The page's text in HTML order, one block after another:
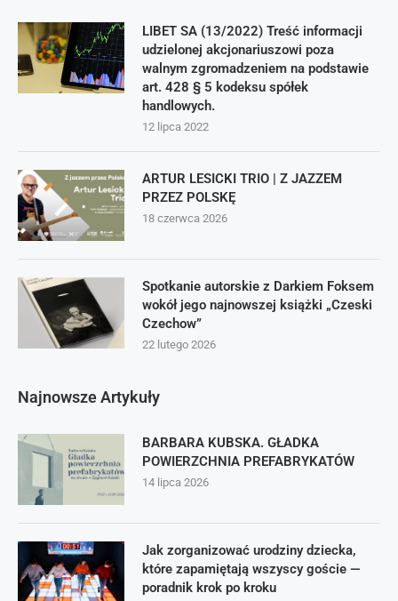
LIBET SA (13/2022) Treść informacji
udzielonej akcjonariuszowi poza
walnym zgromadzeniem na podstawie
art. 428 § 5 kodeksu spółek
handlowych.
12 lipca 2022
ARTUR LESICKI TRIO | Z JAZZEM
PRZEZ POLSKĘ
18 czerwca 2026
Spotkanie autorskie z Darkiem Foksem
wokół jego najnowszej książki „Czeski
Czechow”
22 lutego 2026
Najnowsze Artykuły
BARBARA KUBSKA. GŁADKA
POWIERZCHNIA PREFABRYKATÓW
14 lipca 2026
Jak zorganizować urodziny dziecka,
które zapamiętają wszyscy goście —
poradnik krok po kroku